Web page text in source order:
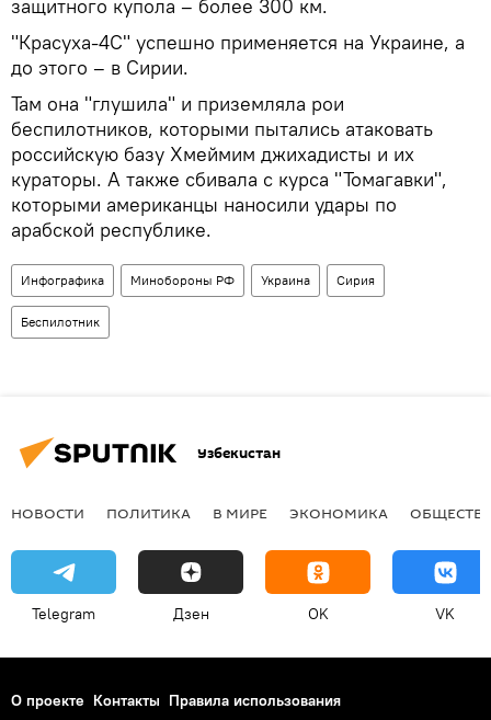
защитного купола – более 300 км.
"Красуха-4С" успешно применяется на Украине, а
до этого – в Сирии.
Там она "глушила" и приземляла рои
беспилотников, которыми пытались атаковать
российскую базу Хмеймим джихадисты и их
кураторы. А также сбивала с курса "Томагавки",
которыми американцы наносили удары по
арабской республике.
Инфографика Минобороны РФ Украина Сирия
Беспилотник
Узбекистан
НОВОСТИ ПОЛИТИКА В МИРЕ ЭКОНОМИКА
Telegram Дзен OK VK
О проекте Контакты Правила использования